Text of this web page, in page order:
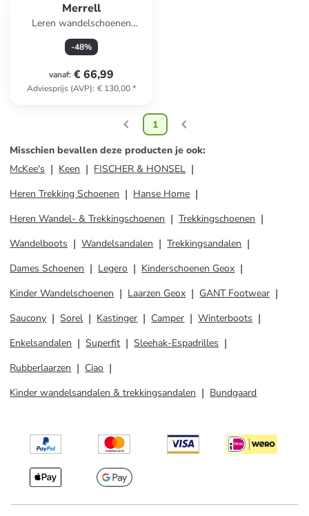
Merrell
Leren wandelschoenen
''Accentor 3'' lichtbruin
-48%
vanaf: € 66,99
Adviesprijs (AVP): € 130,00*
1
Misschien bevallen deze producten je ook:
McKee's
Keen
FISCHER & HONSEL
Heren Trekking Schoenen
Hanse Home
Heren Wandel- & Trekkingschoenen
Trekkingschoenen
Wandelboots
Wandelsandalen
Trekkingsandalen
Dames Schoenen
Legero
Kinderschoenen Geox
Kinder Wandelschoenen
Laarzen Geox
GANT Footwear
Saucony
Sorel Kastinger Camper
Winterboots
Enkelsandalen
Superfit
Sleehak-Espadrilles
Rubberlaarzen
Ciao
Kinder wandelsandalen & trekkingsandalen
Bundgaard